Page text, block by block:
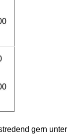
gern unter